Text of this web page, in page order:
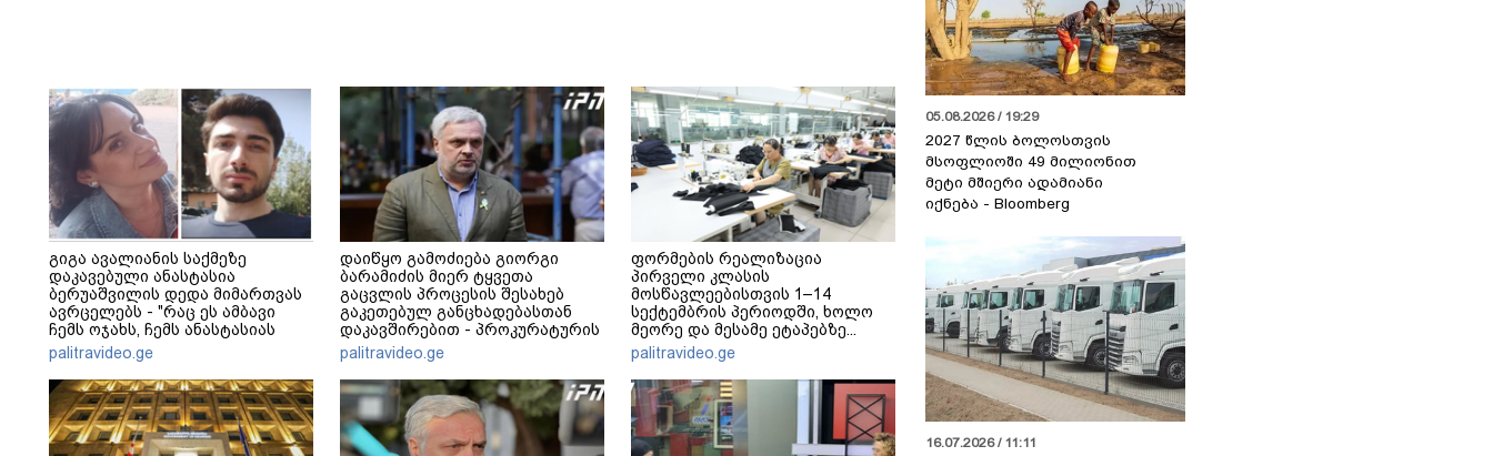
გიგა ავალიანის საქმეზე
დაკავებული ანასტასია
ბერუაშვილის დედა მიმართვას
ავრცელებს - "რაც ეს ამბავი
ჩემს ოჯახს, ჩემს ანასტასიას
გადახდა თავს, მის მერე მე მე
არ ვარ"
palitravideo.ge
დაიწყო გამოძიება გიორგი
ბარამიძის მიერ ტყვეთა
გაცვლის პროცესის შესახებ
გაკეთებულ განცხადებასთან
დაკავშირებით - პროკურატურის
განცხადება
palitravideo.ge
ფორმების რეალიზაცია
პირველი კლასის
მოსწავლეებისთვის 1–14
სექტემბრის პერიოდში, ხოლო
მეორე და მესამე ეტაპებზე...
palitravideo.ge
05.08.2026 / 19:29
2027 წლის ბოლოსთვის
მსოფლიოში 49 მილიონით
მეტი მშიერი ადამიანი
იქნება - Bloomberg
16.07.2026 / 11:11